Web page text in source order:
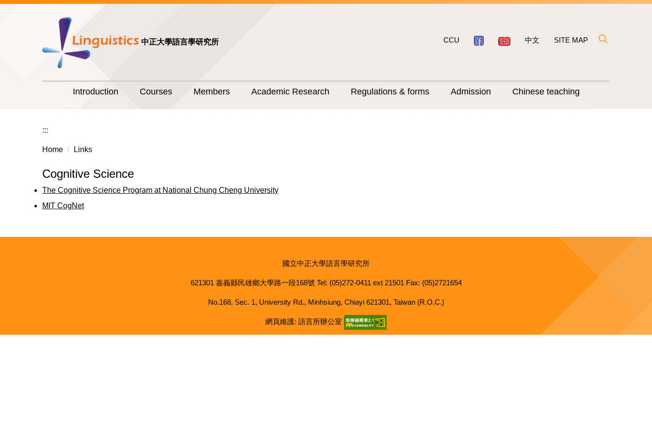
中正大學語言學研究所 CCU 中文 SITE MAP
Introduction Courses Members Academic Research Regulations & forms Admission Chinese teaching
:::
Home Links
Cognitive Science
The Cognitive Science Program at National Chung Cheng University
MIT CogNet
國立中正大學語言學研究所
621301 嘉義縣民雄鄉大學路一段168號 Tel: (05)272-0411 ext 21501 Fax: (05)2721654
No.168, Sec. 1, University Rd., Minhsiung, Chiayi 621301, Taiwan (R.O.C.)
網頁維護: 語言所辦公室